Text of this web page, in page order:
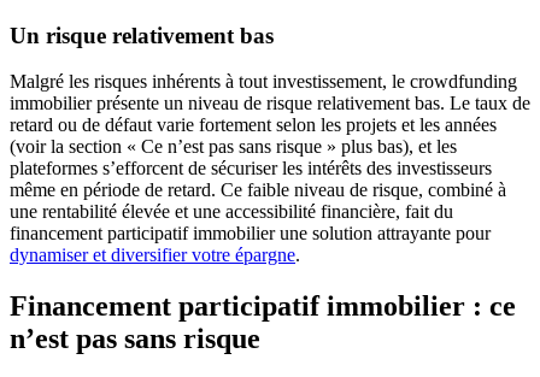
Un risque relativement bas
Malgré les risques inhérents à tout investissement, le crowdfunding
immobilier présente un niveau de risque relativement bas. Le taux de
retard ou de défaut varie fortement selon les projets et les années
(voir la section « Ce n’est pas sans risque » plus bas), et les
plateformes s’efforcent de sécuriser les intérêts des investisseurs
même en période de retard. Ce faible niveau de risque, combiné à
une rentabilité élevée et une accessibilité financière, fait du
financement participatif immobilier une solution attrayante pour
dynamiser et diversifier votre épargne.
Financement participatif immobilier : ce
n’est pas sans risque